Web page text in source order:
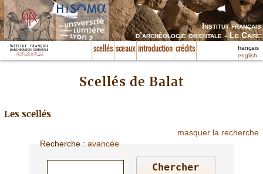
Institut français
d’archéologie orientale - Le Caire
scellés sceaux introduction crédits
français
english
Scellés de Balat
Les scellés
masquer la recherche
Recherche :avancée